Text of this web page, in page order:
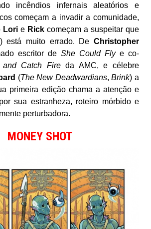
incêndios infernais aleatórios e
​​começam a invadir a comunidade,
Lori e Rick começam a suspeitar que
está muito errado. De Christopher
escritor de She Could Flye co-
and Catch Fireda AMC, e célebre
(The New Deadwardians,Brink) a
primeira edição chama a atenção e
sua estranheza, roteiro mórbido e
perturbadora.
MONEY SHOT